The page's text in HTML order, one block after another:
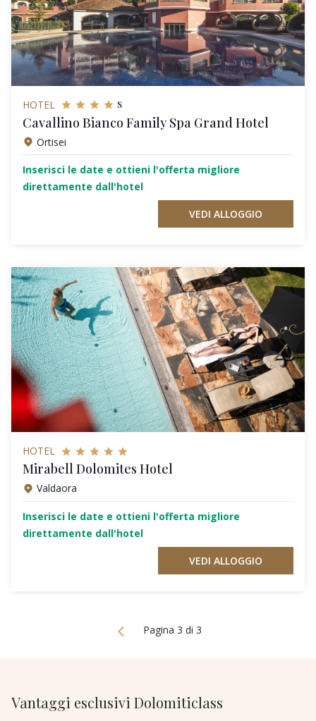
HOTEL s
Cavallino Bianco Family Spa Grand Hotel
Ortisei
Inserisci le date e ottieni l'offerta migliore
direttamente dall'hotel
VEDI ALLOGGIO
HOTEL
Mirabell Dolomites Hotel
Valdaora
Inserisci le date e ottieni l'offerta migliore
direttamente dall'hotel
VEDI ALLOGGIO
Pagina 3 di 3
Vantaggi esclusivi Dolomiticlass